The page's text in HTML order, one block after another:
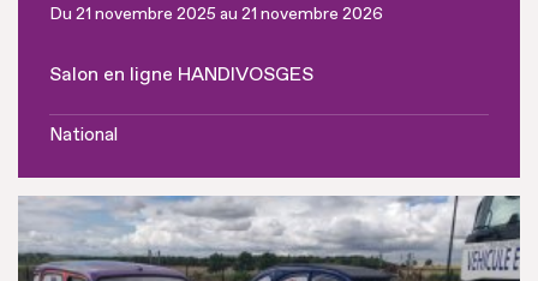
Du 21 novembre 2025 au 21 novembre 2026
Salon en ligne HANDIVOSGES
National